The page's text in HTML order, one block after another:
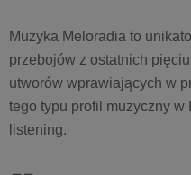
Muzyka Meloradia to
przebojów z ostatnich
utworów wprawiających w
tego typu profil muzyczny
listening.